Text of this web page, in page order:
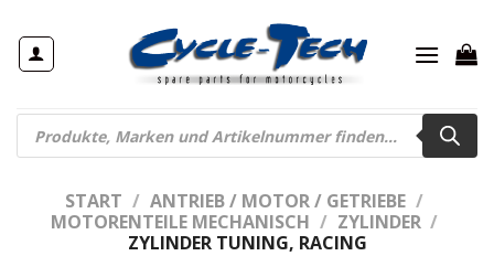
Inhalt
springen
Products
search
START / ANTRIEB / MOTOR / GETRIEBE /
MOTORENTEILE MECHANISCH / ZYLINDER /
ZYLINDER TUNING, RACING